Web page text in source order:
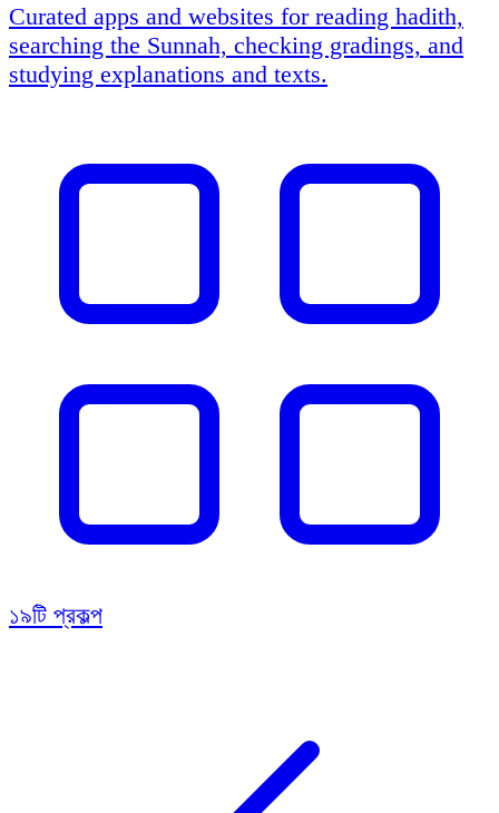
Curated apps and websites for reading hadith,
searching the Sunnah, checking gradings, and
studying explanations and texts.
১৯টি প্রকল্প